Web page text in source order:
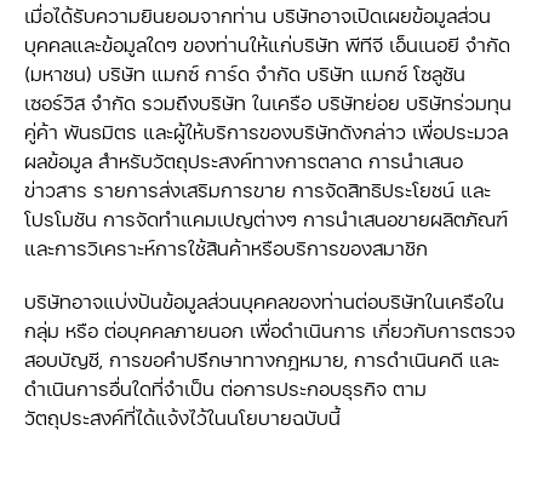
เมื่อได้รับความยินยอมจากท่าน บริษัทอาจเปิดเผยข้อมูลส่วน
บุคคลและข้อมูลใดๆ ของท่านให้แก่บริษัท พีทีจี เอ็นเนอยี จำกัด
(มหาชน) บริษัท แมกซ์ การ์ด จำกัด บริษัท แมกซ์ โซลูชัน
เซอร์วิส จำกัด รวมถึงบริษัท ในเครือ บริษัทย่อย บริษัทร่วมทุน
คู่ค้า พันธมิตร และผู้ให้บริการของบริษัทดังกล่าว เพื่อประมวล
ผลข้อมูล สำหรับวัตถุประสงค์ทางการตลาด การนำเสนอ
ข่าวสาร รายการส่งเสริมการขาย การจัดสิทธิประโยชน์ และ
โปรโมชัน การจัดทำแคมเปญต่างๆ การนำเสนอขายผลิตภัณฑ์
และการวิเคราะห์การใช้สินค้าหรือบริการของสมาชิก
บริษัทอาจแบ่งปันข้อมูลส่วนบุคคลของท่านต่อบริษัทในเครือใน
กลุ่ม หรือ ต่อบุคคลภายนอก เพื่อดำเนินการ เกี่ยวกับการตรวจ
สอบบัญชี, การขอคำปรึกษาทางกฎหมาย, การดำเนินคดี และ
ดำเนินการอื่นใดที่จำเป็น ต่อการประกอบธุรกิจ ตาม
วัตถุประสงค์ที่ได้แจ้งไว้ในนโยบายฉบับนี้